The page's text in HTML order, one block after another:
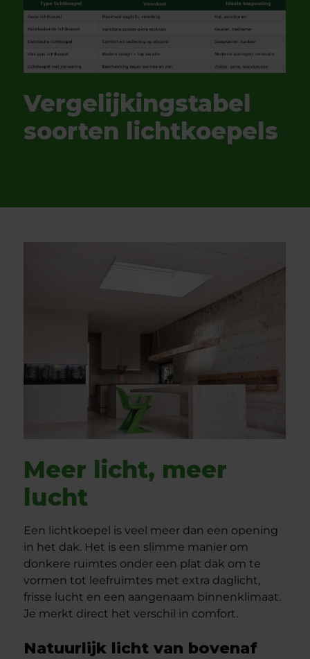
Vergelijkingstabel
soorten lichtkoepels
Meer licht, meer
lucht
Een lichtkoepel is veel meer dan een opening
in het dak. Het is een slimme manier om
donkere ruimtes onder een plat dak om te
vormen tot leefruimtes met extra daglicht,
frisse lucht en een aangenaam binnenklimaat.
Je merkt direct het verschil in comfort.
Natuurlijk licht van bovenaf